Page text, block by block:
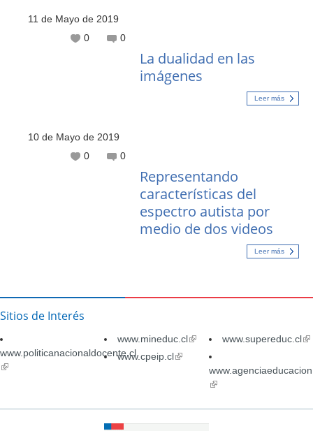
11 de Mayo de 2019
0
0
La dualidad en las
imágenes
Leer más
10 de Mayo de 2019
0
0
Representando
características del
espectro autista por
medio de dos videos
Leer más
Sitios de Interés
www.politicanacionaldocente.cl
(link
www.mineduc.cl(link
external)
www.supereduc.cl
www.cpeip.cl(link
external)(link
external)